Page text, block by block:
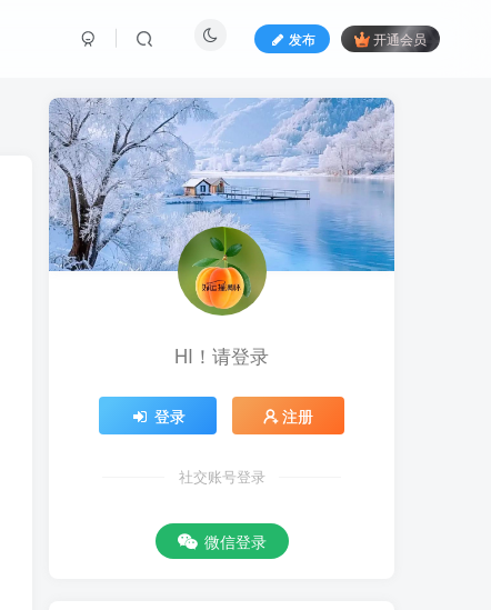
发布 开通会员
HI！请登录
登录 注册
社交账号登录
微信登录